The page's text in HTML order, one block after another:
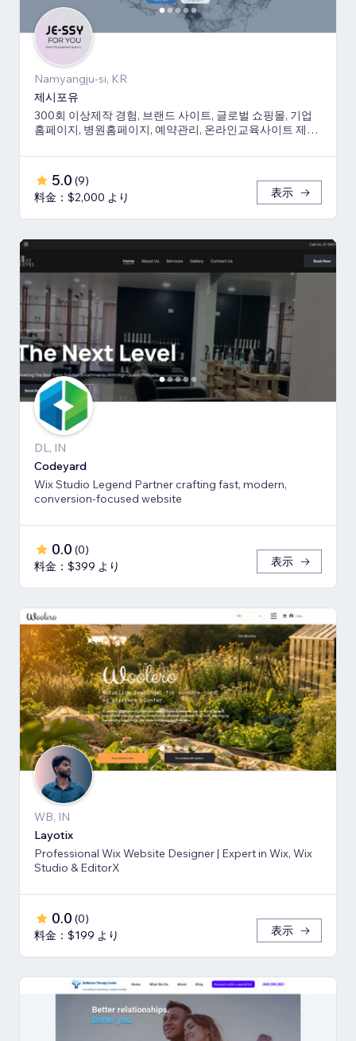
Namyangju-si, KR
제시포유
300회 이상제작 경험, 브랜드 사이트, 글로벌 쇼핑몰, 기업
홈페이지, 병원홈페이지, 예약관리, 온라인교육사이트 제작
5.0 (9)
料金：$2,000 より
表示
DL, IN
Codeyard
Wix Studio Legend Partner crafting fast, modern,
conversion-focused website
0.0 (0)
料金：$399 より
表示
WB, IN
Layotix
Professional Wix Website Designer | Expert in Wix, Wix
Studio & EditorX
0.0 (0)
料金：$199 より
表示